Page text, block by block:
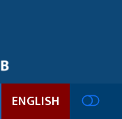
ENGLISH